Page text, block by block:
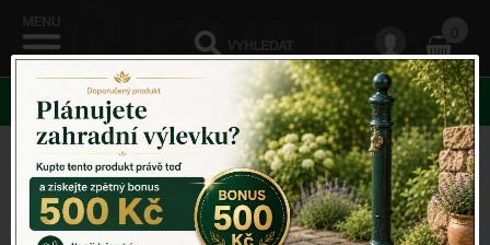
0
KATEGORIE
Venkovský domov ->Zahradní doplňky->Zinkový
vysoký květináč 29,5cm